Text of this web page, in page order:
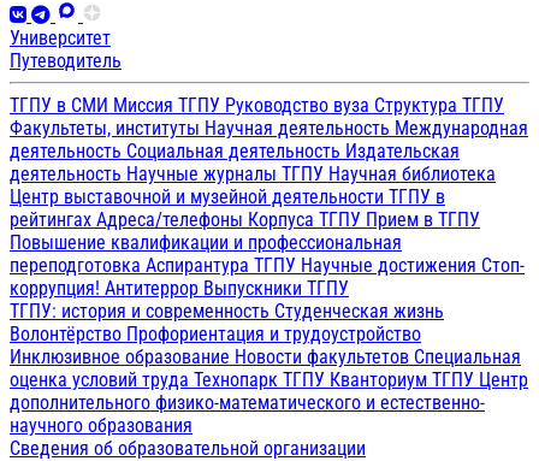
Университет
Путеводитель
ТГПУ в СМИ Миссия ТГПУ Руководство вуза Структура ТГПУ
Факультеты, институты Научная деятельность Международная
деятельность Социальная деятельность Издательская
деятельность Научные журналы ТГПУ Научная библиотека
Центр выставочной и музейной деятельности ТГПУ в
рейтингах Адреса/телефоны Корпуса ТГПУ Прием в ТГПУ
Повышение квалификации и профессиональная
переподготовка Аспирантура ТГПУ Научные достижения Стоп-
коррупция! Антитеррор Выпускники ТГПУ
ТГПУ: история и современность Студенческая жизнь
Волонтёрство Профориентация и трудоустройство
Инклюзивное образование Новости факультетов Специальная
оценка условий труда Технопарк ТГПУ Кванториум ТГПУ Центр
дополнительного физико-математического и естественно-
научного образования
Сведения об образовательной организации